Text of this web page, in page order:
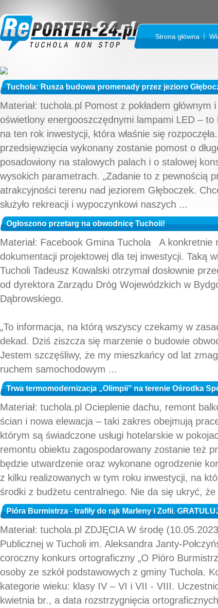
Strona główna
Tuchola: Rusza budowa promenady przez jezioro
Materiał: tuchola.pl Pomost z pokładem
oświetlony energooszczędnymi lampami LED –
na ten rok inwestycji, która właśnie się
przedsięwzięcia wykonany zostanie pomost o
posadowiony na stalowych palach i o stalowej
wysokich parametrach. „Zadanie to z pewnością
atrakcyjności terenu nad jeziorem Głęboczek.
służyło rekreacji i wypoczynkowi naszych ...
Ogłoszono przetarg na obwodnicę Tucholi!
Materiał: Facebook Gmina Tuchola A konkretnie
dokumentacji projektowej dla tej inwestycji. Taką
Tucholi Tadeusz Kowalski otrzymał dosłownie
od dyrektora Zarządu Dróg Wojewódzkich w
Dąbrowskiego.
„To informacja, na którą wszyscy czekamy w
dekad. Dziś ziszcza się marzenie o budowie
Jestem szczęśliwy, że my mieszkańcy od lat
ruchem samochodowym ...
Trwa termomodernizacja „Olimpii” na terenie Ośrodka
Materiał: tuchola.pl Ocieplenie dachu, remont
ścian i nowa elewacja – taki zakres obejmują
którym są świadczone usługi hotelarskie w
remontu obiektu zagospodarowany zostanie też
będzie utwardzenie oraz wykonane ogrodzenie
z kilku realizowanych w tym roku inwestycji, na
środki z budżetu centralnego. Nie da się ukryć,
Pióra Burmistrza - trafiły do rąk Marleny i Zofii.
Materiał: tuchola.pl ZDJĘCIA W środę
Publicznej w Tucholi im. Aleksandra Janty-
coroczny konkurs ortograficzny „O Pióro
osoby ze szkół podstawowych z gminy Tuchola.
kategorie wieku: klasy IV – VI i VII - VIII.
kwietnia br., a data rozstrzygnięcia